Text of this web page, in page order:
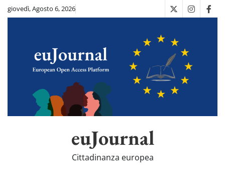
Skipgiovedì, Agosto 6, 2026 X
euJournal
Cittadinanza europea